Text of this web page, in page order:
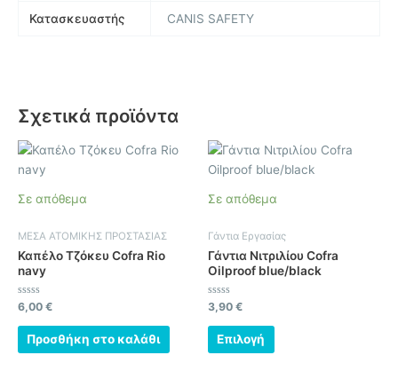
Κατασκευαστής CANIS SAFETY
Σχετικά προϊόντα
Σε απόθεμα
ΜΕΣΑ ΑΤΟΜΙΚΗΣ ΠΡΟΣΤΑΣΙΑΣ
Καπέλο Τζόκευ Cofra Rio
navy
Βαθμολογήθηκε
με
0
από
6,00 €
Προσθήκη στο καλάθι
Σε απόθεμα
Γάντια Εργασίας
Γάντια Νιτριλίου Cofra
Oilproof blue/black
Βαθμολογήθηκε
με
0
από
3,90 €
Επιλογή
Αυτό
το
έχει
παραλλαγές.
Οι
να